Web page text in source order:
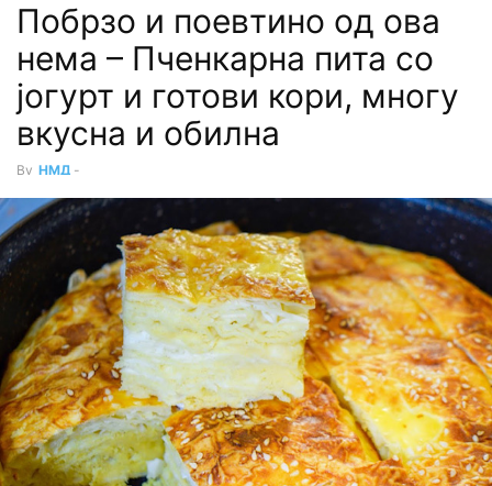
Побрзо и поевтино од ова
нема – Пченкарна пита со
јогурт и готови кори, многу
вкусна и обилна
By НМД -